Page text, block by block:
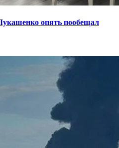
опять пообещал